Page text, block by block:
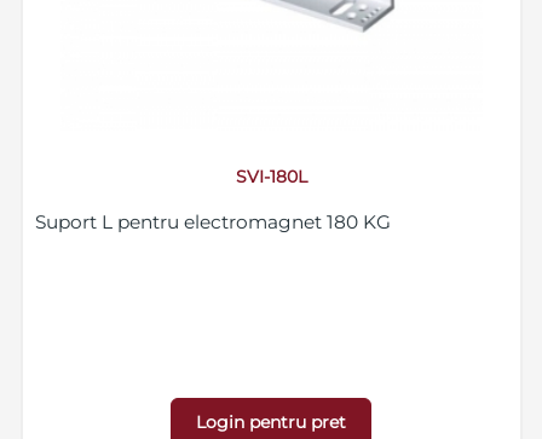
SVI-180L
Suport L pentru electromagnet 180 KG
Login pentru pret